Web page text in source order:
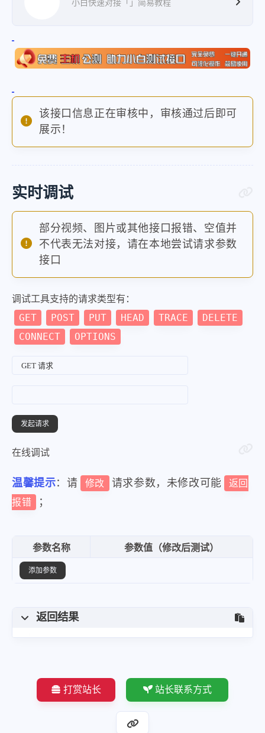
小白快速对接「」简易教程
该接口信息正在审核中，审核通过后即可
展示！
实时调试
部分视频、图片或其他接口报错、空值并
不代表无法对接，请在本地尝试请求参数
接口
调试工具支持的请求类型有：
GET POST PUT HEAD TRACE
DELETE
CONNECT
OPTIONS
在线调试
温馨提示：请 修改 请求参数，未修改可能
返回
报错
；
参数名称 参数值（修改后测试）
添加参数
返回结果
打赏站长 站长联系方式